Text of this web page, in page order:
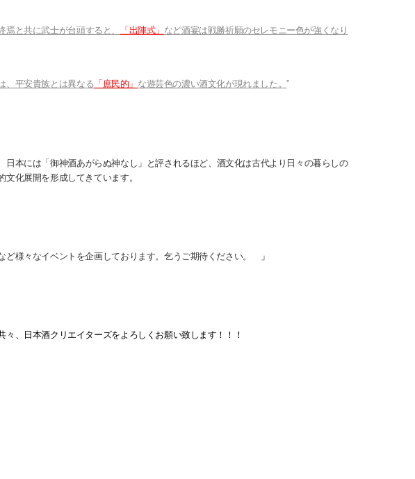
焉と共に武士が台頭すると、 「出陣式」 など酒宴は戦勝祈願のセレモニー色が強くなり
、平安貴族とは異なる 「庶民的」 な遊芸色の濃い酒文化が現れました。”
日本には「御神酒あがらぬ神なし」と評されるほど、酒文化は古代より日々の暮らしの
文化展開を形成してきています。
様々なイベントを企画しております。乞うご期待ください。 」
々、日本酒クリエイターズをよろしくお願い致します！！！